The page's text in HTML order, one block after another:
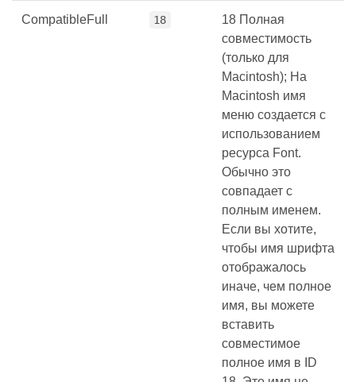
CompatibleFull 18
18 Полная
совместимость
(только для
Macintosh); На
Macintosh имя
меню создается с
использованием
ресурса Font.
Обычно это
совпадает с
полным именем.
Если вы хотите,
чтобы имя шрифта
отображалось
иначе, чем полное
имя, вы можете
вставить
совместимое
полное имя в ID